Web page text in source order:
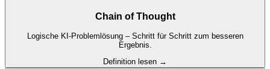
Chain of Thought
Logische KI-Problemlösung – Schritt für Schritt zum besseren
Ergebnis.
Definition lesen →